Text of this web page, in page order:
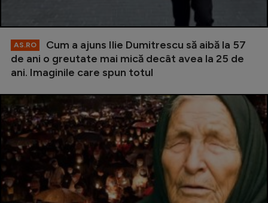
AS.RO
Cum a ajuns Ilie Dumitrescu să aibă la 57
de ani o greutate mai mică decât avea la 25 de
ani. Imaginile care spun totul